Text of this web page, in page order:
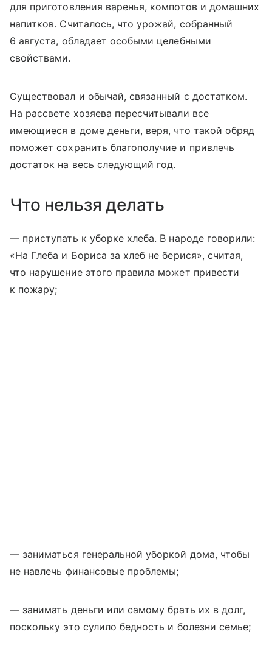
для приготовления варенья, компотов и домашних
напитков. Считалось, что урожай, собранный
6 августа, обладает особыми целебными
свойствами.
Существовал и обычай, связанный с достатком.
На рассвете хозяева пересчитывали все
имеющиеся в доме деньги, веря, что такой обряд
поможет сохранить благополучие и привлечь
достаток на весь следующий год.
Что нельзя делать
— приступать к уборке хлеба. В народе говорили:
«На Глеба и Бориса за хлеб не берися», считая,
что нарушение этого правила может привести
к пожару;
— заниматься генеральной уборкой дома, чтобы
не навлечь финансовые проблемы;
— занимать деньги или самому брать их в долг,
поскольку это сулило бедность и болезни семье;